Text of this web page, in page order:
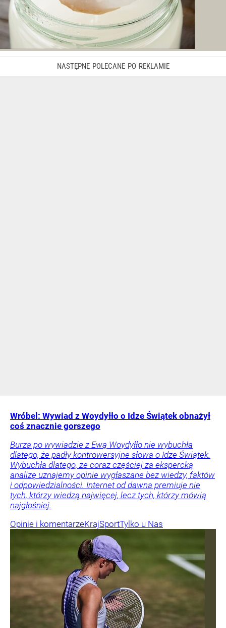
Wróbel: Wywiad z Woydyłło o Idze Świątek obnażył
coś znacznie gorszego
Burza po wywiadzie z Ewą Woydyłło nie wybuchła
dlatego, że padły kontrowersyjne słowa o Idze Świątek.
Wybuchła dlatego, że coraz częściej za ekspercką
analizę uznajemy opinie wygłaszane bez wiedzy, faktów
i odpowiedzialności. Internet od dawna premiuje nie
tych, którzy wiedzą najwięcej, lecz tych, którzy mówią
najgłośniej.
Opinie i komentarzeKrajSportTylko u Nas